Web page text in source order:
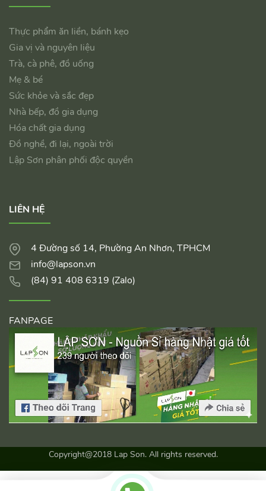
Thực phẩm ăn liền, bánh kẹo
Gia vị và nguyên liệu
Trà, cà phê, đồ uống
Mẹ & bé
Sức khỏe và sắc đẹp
Nhà bếp, đồ gia dụng
Hóa chất gia dụng
Đồ nghề, đi lại, ngoài trời
Lập Sơn phân phối độc quyền
LIÊN HỆ
4 Đường số 14, Phường An Nhơn, TPHCM
info@lapson.vn
(84) 91 408 6319 (Zalo)
FANPAGE
Copyright@2018 Lap Son. All rights reserved.